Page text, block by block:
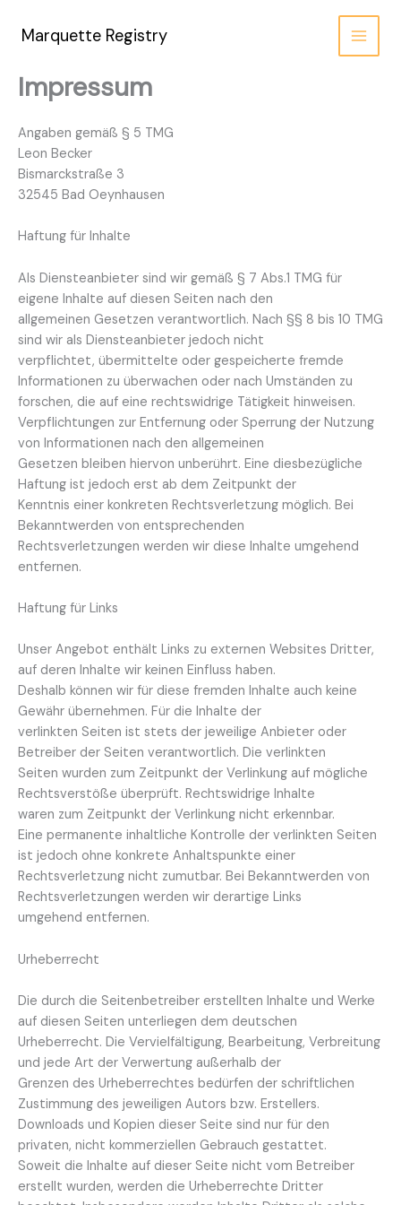
InhaltMarquette Registry
Impressum
Angaben gemäß § 5 TMG
Leon Becker
Bismarckstraße 3
32545 Bad Oeynhausen
Haftung für Inhalte
Als Diensteanbieter sind wir gemäß § 7 Abs.1 TMG für
eigene Inhalte auf diesen Seiten nach den
allgemeinen Gesetzen verantwortlich. Nach §§ 8 bis 10 TMG
sind wir als Diensteanbieter jedoch nicht
verpflichtet, übermittelte oder gespeicherte fremde
Informationen zu überwachen oder nach Umständen zu
forschen, die auf eine rechtswidrige Tätigkeit hinweisen.
Verpflichtungen zur Entfernung oder Sperrung der Nutzung
von Informationen nach den allgemeinen
Gesetzen bleiben hiervon unberührt. Eine diesbezügliche
Haftung ist jedoch erst ab dem Zeitpunkt der
Kenntnis einer konkreten Rechtsverletzung möglich. Bei
Bekanntwerden von entsprechenden
Rechtsverletzungen werden wir diese Inhalte umgehend
entfernen.
Haftung für Links
Unser Angebot enthält Links zu externen Websites Dritter,
auf deren Inhalte wir keinen Einfluss haben.
Deshalb können wir für diese fremden Inhalte auch keine
Gewähr übernehmen. Für die Inhalte der
verlinkten Seiten ist stets der jeweilige Anbieter oder
Betreiber der Seiten verantwortlich. Die verlinkten
Seiten wurden zum Zeitpunkt der Verlinkung auf mögliche
Rechtsverstöße überprüft. Rechtswidrige Inhalte
waren zum Zeitpunkt der Verlinkung nicht erkennbar.
Eine permanente inhaltliche Kontrolle der verlinkten Seiten
ist jedoch ohne konkrete Anhaltspunkte einer
Rechtsverletzung nicht zumutbar. Bei Bekanntwerden von
Rechtsverletzungen werden wir derartige Links
umgehend entfernen.
Urheberrecht
Die durch die Seitenbetreiber erstellten Inhalte und Werke
auf diesen Seiten unterliegen dem deutschen
Urheberrecht. Die Vervielfältigung, Bearbeitung, Verbreitung
und jede Art der Verwertung außerhalb der
Grenzen des Urheberrechtes bedürfen der schriftlichen
Zustimmung des jeweiligen Autors bzw. Erstellers.
Downloads und Kopien dieser Seite sind nur für den
privaten, nicht kommerziellen Gebrauch gestattet.
Soweit die Inhalte auf dieser Seite nicht vom Betreiber
erstellt wurden, werden die Urheberrechte Dritter